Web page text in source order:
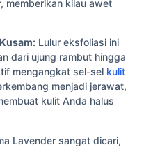
memberikan kilau awet
Lulur eksfoliasi ini
dari ujung rambut hingga
mengangkat sel-sel kulit
menjadi jerawat,
kulit Anda halus
Lavender sangat dicari,